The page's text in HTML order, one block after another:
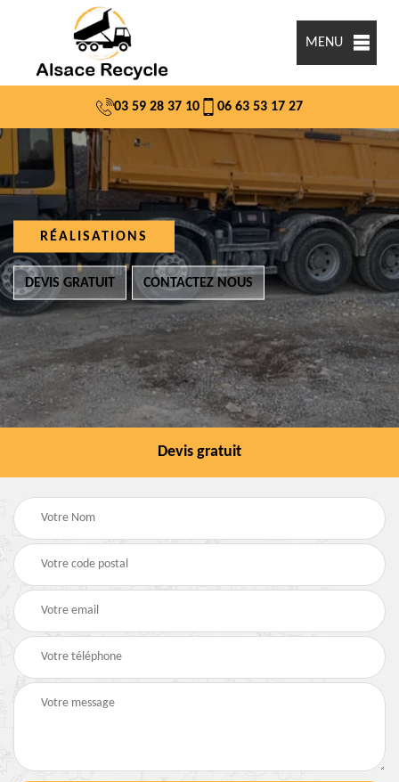
MENU
03 59 28 37 10 06 63 53 17 27
RÉALISATIONS
DEVIS GRATUIT CONTACTEZ NOUS
Devis gratuit